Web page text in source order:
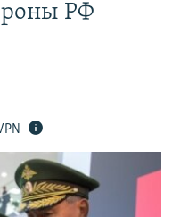
СОПРОТИВЛЕНИЯ
РФ